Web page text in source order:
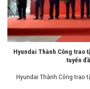
Hyundai Thành Công trao
tuyến
Hyundai Thành Công trao